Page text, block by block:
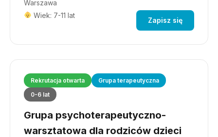
Warszawa
Wiek: 7-11 lat
Zapisz się
Rekrutacja otwarta
Grupa terapeutyczna
0-6 lat
Grupa psychoterapeutyczno-
warsztatowa dla rodziców dzieci